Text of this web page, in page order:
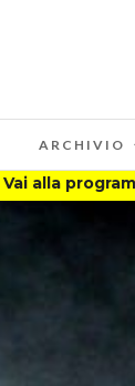
ARCHIVIO
Vai alla